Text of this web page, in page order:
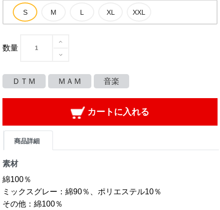
数量
ＤＴＭ ＭＡＭ 音楽
カートに入れる
商品詳細
素材
綿100％
ミックスグレー：綿90％、ポリエステル10％
その他：綿100％